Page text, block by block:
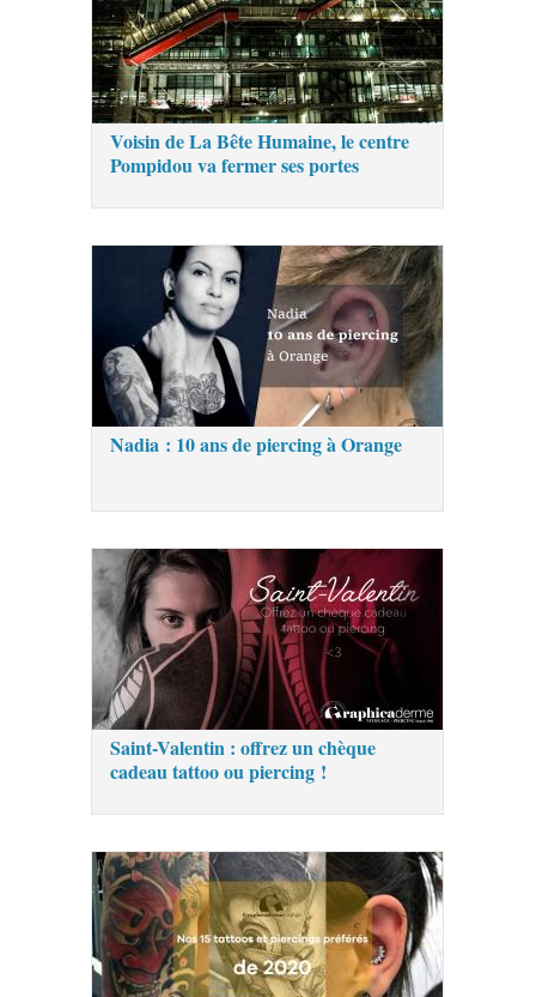
Voisin de La Bête Humaine, le centre
Pompidou va fermer ses portes
Nadia : 10 ans de piercing à Orange
Saint-Valentin : offrez un chèque
cadeau tattoo ou piercing !